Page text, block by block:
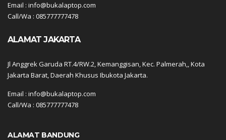
Email : info@bukalaptop.com
Call/Wa : 085777777478
ALAMAT JAKARTA
Jl Anggrek Garuda RT.4/RW.2, Kemanggisan, Kec. Palmerah,, Kota
Jakarta Barat, Daerah Khusus Ibukota Jakarta.
Email : info@bukalaptop.com
Call/Wa : 085777777478
ALAMAT BANDUNG